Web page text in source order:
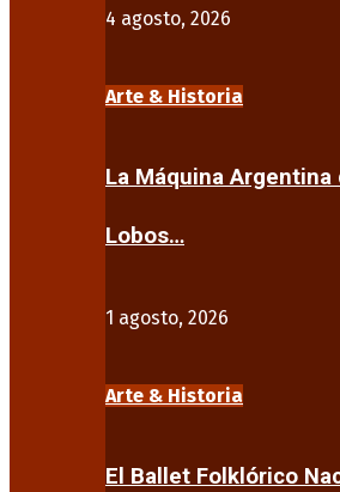
4 agosto, 2026
Arte & Historia
La Máquina Argentina
Lobos…
1 agosto, 2026
Arte & Historia
El Ballet Folklórico